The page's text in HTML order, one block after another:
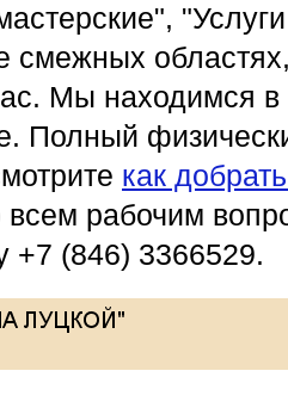
смежных
Мы находимся в
Полный
как
рабочим
+7 (846) 3366529.